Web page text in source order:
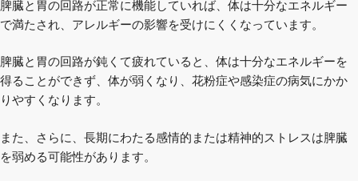
脾臓と胃の回路が正常に機能していれば、体は十分なエネルギー
で満たされ、アレルギーの影響を受けにくくなっています。
脾臓と胃の回路が鈍くて疲れていると、体は十分なエネルギーを
得ることができず、体が弱くなり、花粉症や感染症の病気にかか
りやすくなります。
また、さらに、長期にわたる感情的または精神的ストレスは脾臓
を弱める可能性があります。